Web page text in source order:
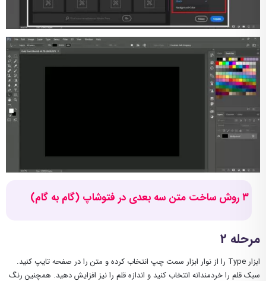
۳ روش ساخت متن سه بعدی در فتوشاپ (گام به گام)
مرحله 2
ابزار Type را از نوار ابزار سمت چپ انتخاب کرده و متن را در صفحه تایپ کنید.
سبک قلم را خردمندانه انتخاب کنید و اندازه قلم را نیز افزایش دهید. همچنین رنگ